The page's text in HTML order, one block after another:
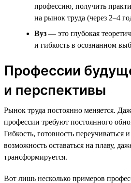
профессию, получить
на рынок труда (через 2–4
Вуз — это глубокая
и гибкость в осознанном
Профессии
и перспективы
Рынок труда постоянно меняется.
профессии требуют постоянного
Гибкость, готовность переучиваться
возможность оставаться на плаву,
трансформируется.
Вот лишь несколько примеров